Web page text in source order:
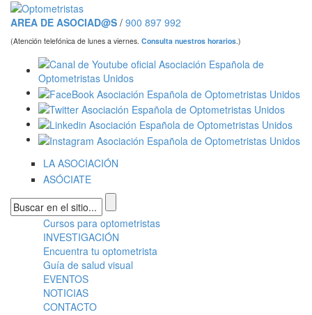
Pasar al contenido principal
AREA DE ASOCIAD@S / 900 897 992
(Atención telefónica de lunes a viernes. Consulta nuestros horarios.)
LA ASOCIACIÓN
ASÓCIATE
Formulario de búsqueda
Menú principal
Cursos para optometristas
INVESTIGACIÓN
Encuentra tu optometrista
Guía de salud visual
EVENTOS
NOTICIAS
CONTACTO